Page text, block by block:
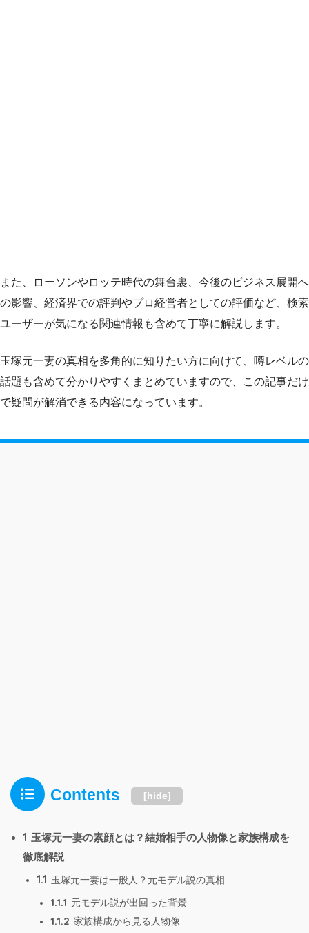
また、ローソンやロッテ時代の舞台裏、今後のビジネス展開へ
の影響、経済界での評判やプロ経営者としての評価など、検索
ユーザーが気になる関連情報も含めて丁寧に解説します。
玉塚元一妻の真相を多角的に知りたい方に向けて、噂レベルの
話題も含めて分かりやすくまとめていますので、この記事だけ
で疑問が解消できる内容になっています。
Contents [hide]
1 玉塚元一妻の素顔とは？結婚相手の人物像と家族構成を
徹底解説
1.1 玉塚元一妻は一般人？元モデル説の真相
1.1.1 元モデル説が出回った背景
1.1.2 家族構成から見る人物像